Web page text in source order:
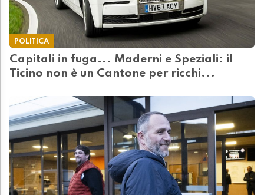
POLITICA
Capitali in fuga... Maderni e Speziali: il
Ticino non è un Cantone per ricchi...